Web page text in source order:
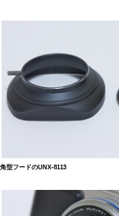
角型フードのUNX-8113